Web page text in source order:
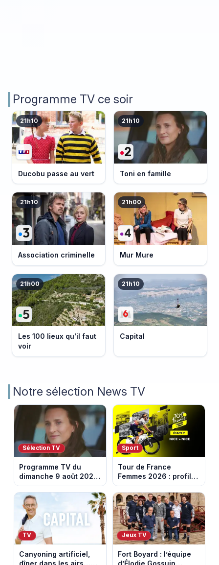
Programme TV ce soir
21h10
Ducobu passe au vert
21h10
Toni en famille
21h10
Association criminelle
21h00
Mur Mure
21h00
Les 100 lieux qu'il faut
voir
21h10
Capital
Notre sélection News TV
Sélection TV
Programme TV du
dimanche 9 août 2026
: notre sélection pour
votre soirée télé
Sport
Tour de France
Femmes 2026 : profil
et horaires de la
dernière étape à Nice
TV
Canyoning artificiel,
dîner dans les airs…
Jeux TV
Fort Boyard : l’équipe
d’Élodie Gossuin